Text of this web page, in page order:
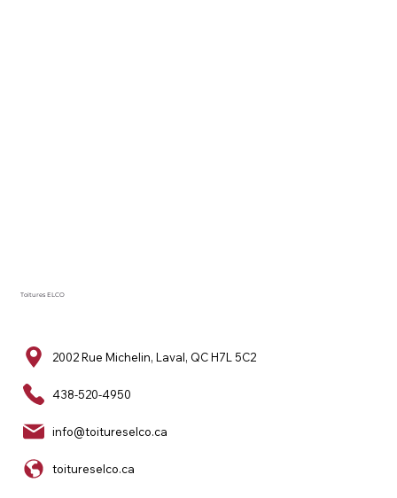
Toitures ELCO
2002 Rue Michelin, Laval, QC H7L 5C2
438-520-4950
info@toitureselco.ca
toitureselco.ca